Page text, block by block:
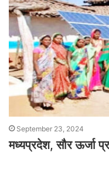
September 23, 2024
मध्यप्रदेश, सौर ऊर्जा